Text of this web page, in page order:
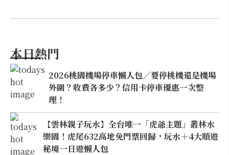
本日熱門
2026桃園機場停車懶人包／要停桃機還是機場
外圍？收費各多少？信用卡停車優惠一次整
理！
【雲林親子玩水】全台唯一「虎爺主題」叢林水
樂園！虎尾632高地免門票回歸，玩水＋4大順遊
秘境一日遊懶人包